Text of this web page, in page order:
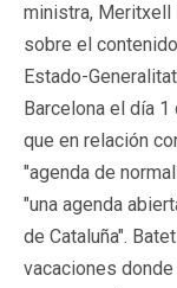
ministra, Meritxell
sobre el
Estado-
Barcelona el día
que en relación
"agenda de
"una agenda
de Cataluña".
vacaciones